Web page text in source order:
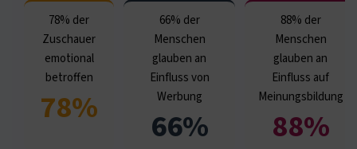
78% der
Zuschauer
emotional
betroffen
78%
66% der
Menschen
glauben an
Einfluss von
Werbung
66%
88% der
Menschen
glauben an
Einfluss auf
Meinungsbildung
88%